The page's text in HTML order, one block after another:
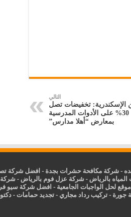
التالي
الإسكندرية: تخفيضات تصل
30% على الأدوات المدرسية
بمعارض “أهلا مدارس”
-شركة مكافحة حشرات بجدة - افضل شركة
بالرياض -شركة عزل فوم بالرياض -شركة
موقع لحل الواجبات الجامعية - افضل شركة سيو
جورة -تركيب رداد مجاري -تجديد حمامات -